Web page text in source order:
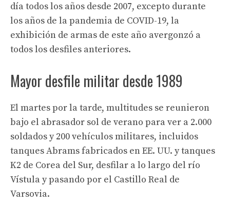
día todos los años desde 2007, excepto durante
los años de la pandemia de COVID-19, la
exhibición de armas de este año avergonzó a
todos los desfiles anteriores.
Mayor desfile militar desde 1989
El martes por la tarde, multitudes se reunieron
bajo el abrasador sol de verano para ver a 2.000
soldados y 200 vehículos militares, incluidos
tanques Abrams fabricados en EE. UU. y tanques
K2 de Corea del Sur, desfilar a lo largo del río
Vístula y pasando por el Castillo Real de
Varsovia.